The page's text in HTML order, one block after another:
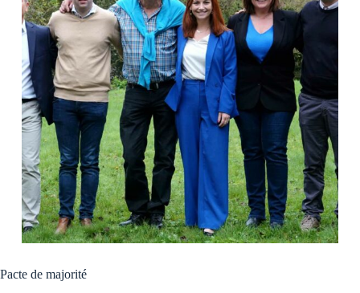
Pacte de majorité